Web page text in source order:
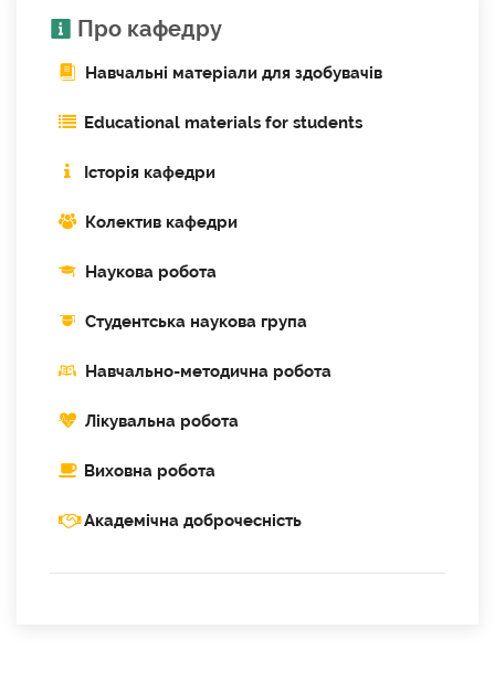
Про кафедру
Навчальні матеріали для здобувачів
Educational materials for students
Історія кафедри
Колектив кафедри
Наукова робота
Cтудентська наукова група
Навчально-методична робота
Лікувальна робота
Виховна робота
Академічна доброчесність